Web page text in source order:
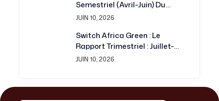
Semestriel (avril-Juin) Du
Projet Switch Africa Green
JUIN 10, 2026
Switch Africa Green : Le
Rapport Trimestriel : Juillet-
Septembre 2016 Est
JUIN 10, 2026